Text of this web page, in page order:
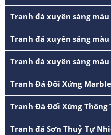
Tranh đá xuyên sáng
Tranh đá xuyên sáng
Tranh đá xuyên sáng
Tranh Đá Đối Xứng Marble
Tranh Đá Đối Xứng Thông
Tranh đá Sơn Thuỷ Tự